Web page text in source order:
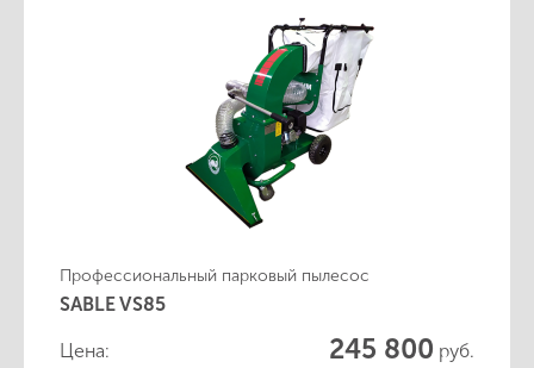
Профессиональный парковый пылесос
SABLE VS85
Цена: 245 800 руб.